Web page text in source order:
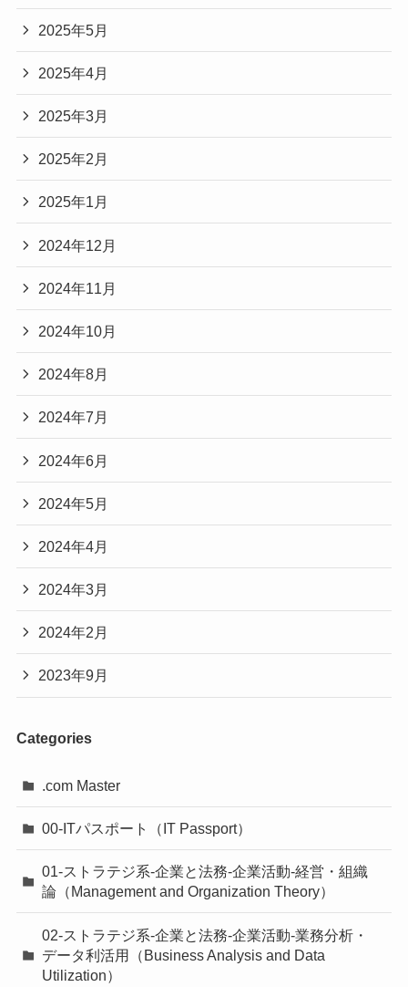
2025年5月
2025年4月
2025年3月
2025年2月
2025年1月
2024年12月
2024年11月
2024年10月
2024年8月
2024年7月
2024年6月
2024年5月
2024年4月
2024年3月
2024年2月
2023年9月
Categories
.com Master
00-ITパスポート（IT Passport）
01-ストラテジ系-企業と法務-企業活動-経営・組織
論（Management and Organization Theory）
02-ストラテジ系-企業と法務-企業活動-業務分析・
データ利活用（Business Analysis and Data
Utilization）